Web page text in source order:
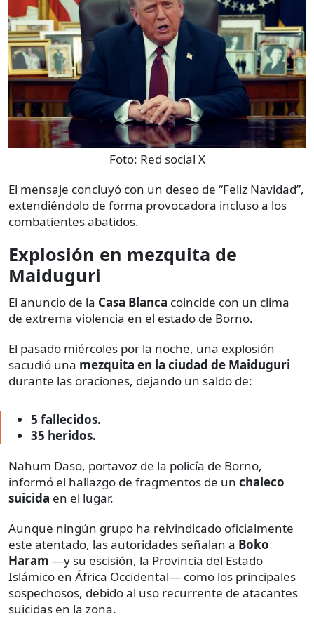
Foto: Red social X
El mensaje concluyó con un deseo de “Feliz Navidad”,
extendiéndolo de forma provocadora incluso a los
combatientes abatidos.
Explosión en mezquita de
Maiduguri
El anuncio de la Casa Blanca coincide con un clima
de extrema violencia en el estado de Borno.
El pasado miércoles por la noche, una explosión
sacudió una mezquita en la ciudad de Maiduguri
durante las oraciones, dejando un saldo de:
5 fallecidos.
35 heridos.
Nahum Daso, portavoz de la policía de Borno,
informó el hallazgo de fragmentos de un chaleco
suicida en el lugar.
Aunque ningún grupo ha reivindicado oficialmente
este atentado, las autoridades señalan a Boko
Haram —y su escisión, la Provincia del Estado
Islámico en África Occidental— como los principales
sospechosos, debido al uso recurrente de atacantes
suicidas en la zona.